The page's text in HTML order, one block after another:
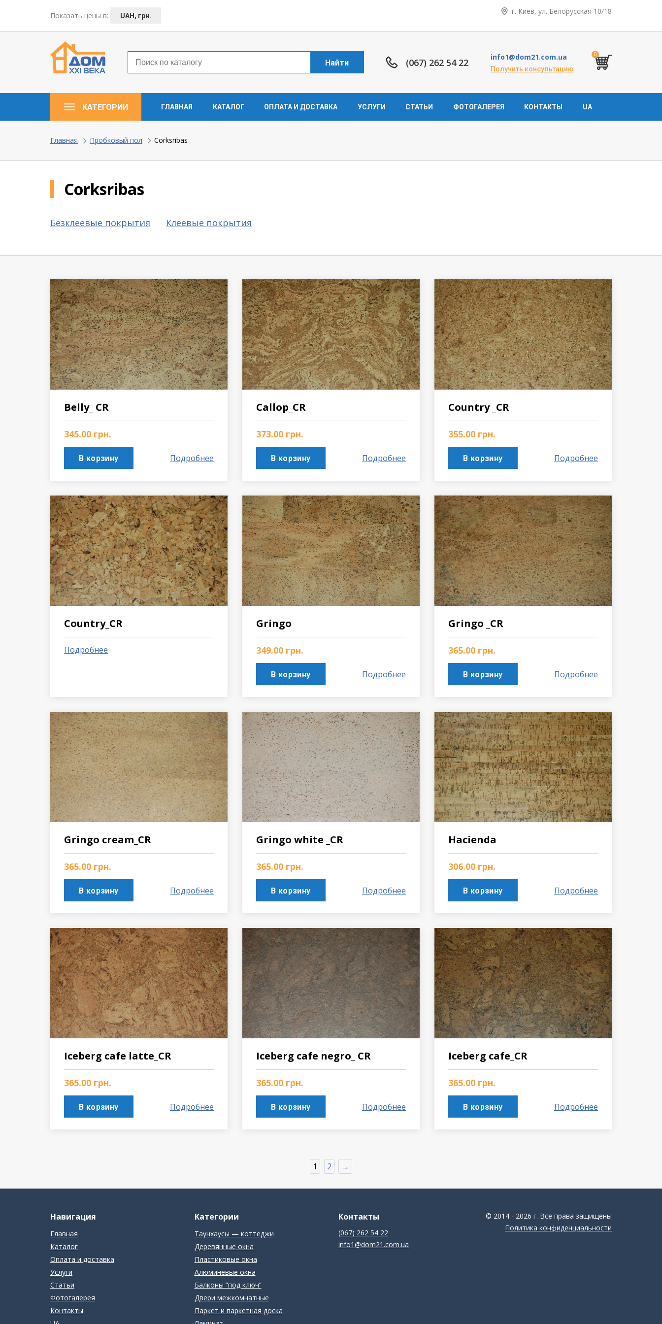
Показать цены в: UAH, грн. г. Киев, ул. Белорусская 10/18
Найти (067) 262 54 22 info1@dom21.com.ua
Получить консультацию
0
КАТЕГОРИИ ГЛАВНАЯ КАТАЛОГ ОПЛАТА И ДОСТАВКА УСЛУГИ СТАТЬИ ФОТОГАЛЕРЕЯ КОНТАКТЫ UA
Главная Пробковый пол Corksribas
Corksribas
Безклеевые покрытия Клеевые покрытия
Belly_ CR
345.00 грн.
В корзину Подробнее
Callop_CR
373.00 грн.
В корзину Подробнее
Country _CR
355.00 грн.
В корзину Подробнее
Country_CR
Подробнее
Gringo
349.00 грн.
В корзину Подробнее
Gringo _CR
365.00 грн.
В корзину Подробнее
Gringo cream_CR
365.00 грн.
В корзину Подробнее
Gringo white _CR
365.00 грн.
В корзину Подробнее
Hacienda
306.00 грн.
В корзину Подробнее
Iceberg cafe latte_CR
365.00 грн.
В корзину Подробнее
Iceberg cafe negro_ CR
365.00 грн.
В корзину Подробнее
Iceberg cafe_CR
365.00 грн.
В корзину Подробнее
1 2 →
Навигация
Главная
Каталог
Оплата и доставка
Услуги
Статьи
Фотогалерея
Контакты
Категории
Таунхаусы — коттеджи
Деревянные окна
Пластиковые окна
Алюминевые окна
Балконы ”под ключ”
Двери межкомнатные
Паркет и паркетная доска
Контакты
(067) 262 54 22
info1@dom21.com.ua
© 2014 - 2026 г. Все права защищены
Политика конфиденциальности
Деревянные окна
Алюминевые окна
Балконы ”под ключ”
Двери межкомнатные
Паркет и паркетная доска
Подоконники